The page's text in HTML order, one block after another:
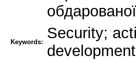
Keywords:
Security;